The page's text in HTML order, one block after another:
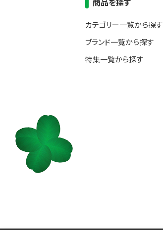
カテゴリー一覧から探す
ブランド一覧から探す
特集一覧から探す